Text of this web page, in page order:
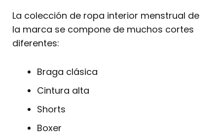
La colección de ropa interior menstrual de
la marca se compone de muchos cortes
diferentes:
Braga clásica
Cintura alta
Shorts
Boxer